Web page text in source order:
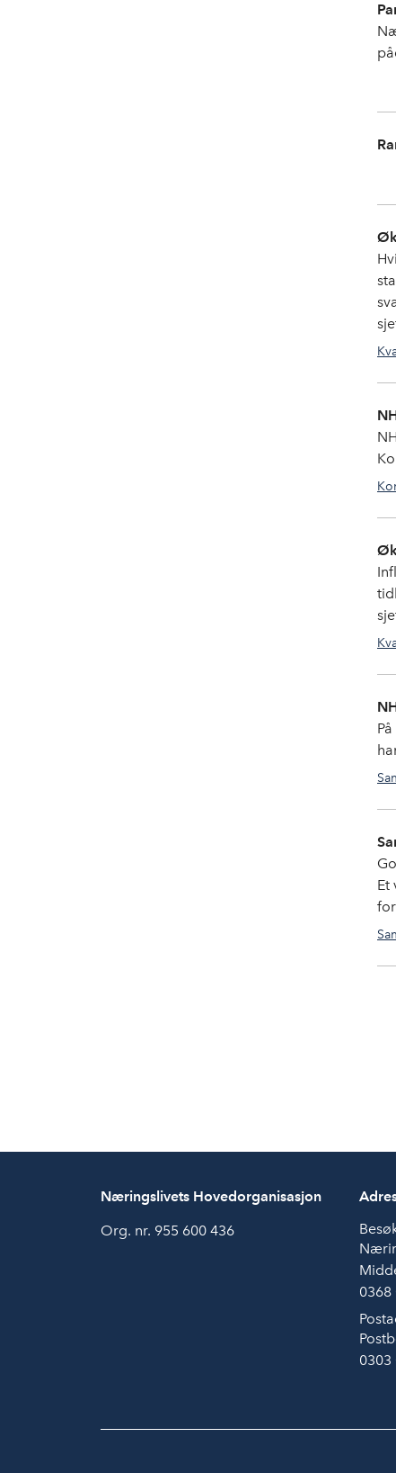
Et
Næringslivets Hovedorganisasjon
Org. nr. 955 600 436
0368
0303